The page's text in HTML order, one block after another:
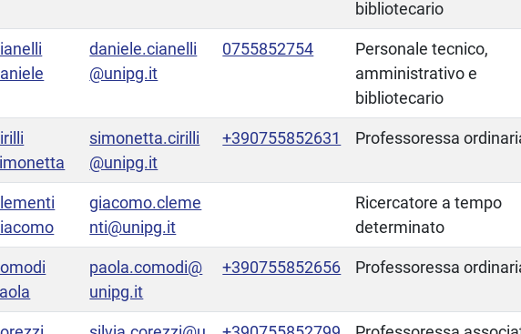
bibliotecario
daniele.cianelli
@unipg.it
0755852754
Personale tecnico,
amministrativo e
bibliotecario
simonetta.cirilli
@unipg.it
+390755852631 Professoressa
giacomo.cleme
nti@unipg.it
Ricercatore a tempo
determinato
paola.comodi@
unipg.it
+390755852656 Professoressa